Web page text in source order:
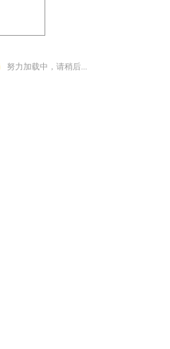
努力加载中，请稍后...